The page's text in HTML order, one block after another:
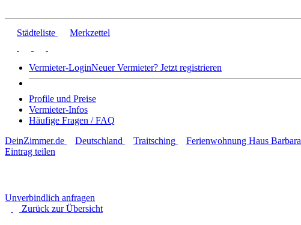
Städteliste Merkzettel
Vermieter-LoginNeuer Vermieter? Jetzt registrieren
Profile und Preise
Vermieter-Infos
Häufige Fragen / FAQ
DeinZimmer.de
Deutschland Traitsching
Ferienwohnung Haus Barbara
Eintrag teilen
Unverbindlich anfragen
Zurück zurÜbersicht